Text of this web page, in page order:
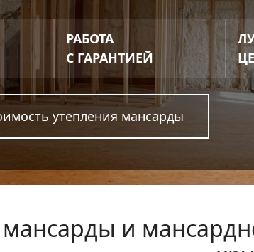
РАБОТА
С ГАРАНТИЕЙ
утепления мансарды
и